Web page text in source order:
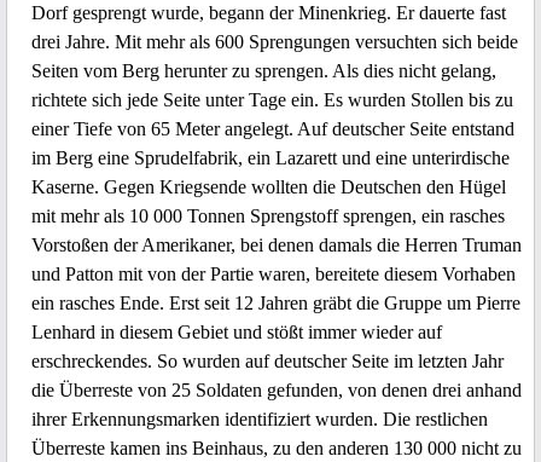
Dorf gesprengt wurde, begann der Minenkrieg. Er dauerte fast
drei Jahre. Mit mehr als 600 Sprengungen versuchten sich beide
Seiten vom Berg herunter zu sprengen. Als dies nicht gelang,
richtete sich jede Seite unter Tage ein. Es wurden Stollen bis zu
einer Tiefe von 65 Meter angelegt. Auf deutscher Seite entstand
im Berg eine Sprudelfabrik, ein Lazarett und eine unterirdische
Kaserne. Gegen Kriegsende wollten die Deutschen den Hügel
mit mehr als 10 000 Tonnen Sprengstoff sprengen, ein rasches
Vorstoßen der Amerikaner, bei denen damals die Herren Truman
und Patton mit von der Partie waren, bereitete diesem Vorhaben
ein rasches Ende. Erst seit 12 Jahren gräbt die Gruppe um Pierre
Lenhard in diesem Gebiet und stößt immer wieder auf
erschreckendes. So wurden auf deutscher Seite im letzten Jahr
die Überreste von 25 Soldaten gefunden, von denen drei anhand
ihrer Erkennungsmarken identifiziert wurden. Die restlichen
Überreste kamen ins Beinhaus, zu den anderen 130 000 nicht zu